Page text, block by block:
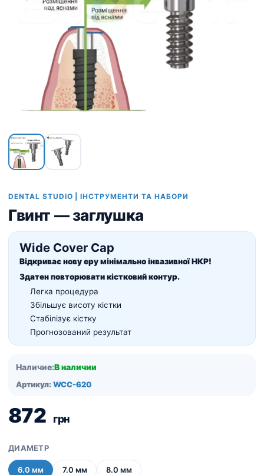
DENTAL STUDIO | ІНСТРУМЕНТИ ТА НАБОРИ
Гвинт — заглушка
Wide Cover Cap
Відкриває нову еру мінімально інвазивної НКР!
Здатен повторювати кістковий контур.
Легка процедура
Збільшує висоту кістки
Стабілізує кістку
Прогнозований результат
Наличие:В наличии
Артикул: WCC-620
872 грн
ДИАМЕТР
6.0 мм 7.0 мм 8.0 мм